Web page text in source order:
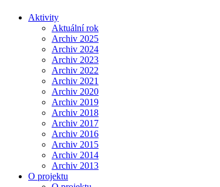
Aktivity
Aktuální rok
Archiv 2025
Archiv 2024
Archiv 2023
Archiv 2022
Archiv 2021
Archiv 2020
Archiv 2019
Archiv 2018
Archiv 2017
Archiv 2016
Archiv 2015
Archiv 2014
Archiv 2013
O projektu